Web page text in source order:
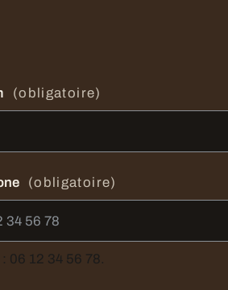
(obligatoire)
(obligatoire)
06 12 34 56 78.